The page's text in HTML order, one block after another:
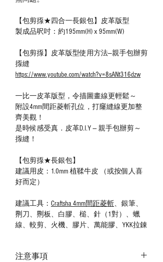
【包剪揼★四合一長銀包】皮革版型
製成品呎吋：約195mm(H) x 95mm(W)
【包剪揼】皮革版型使用方法—親手包辦剪
揼縫
https://www.youtube.com/watch?v=8sANt316dzw
一比一皮革版型，令描圖畫線更輕鬆～
附設4mm間距菱斬孔位，打窿縫線更加整
齊美觀！
是時候感受真．皮革D.I.Y — 親手包辦剪～
揼縫！
【包剪揼★長銀包】
建議用皮：1.0mm 植鞣牛皮 （或按個人喜
好而定）
建議工具： Craftsha 4mm間距菱斬、銀筆、
𠝹刀、𠝹板、白膠、槌、針（1對）、蠟
線、較剪、火機、膠片、萬能膠、YKK拉錬
注意事項